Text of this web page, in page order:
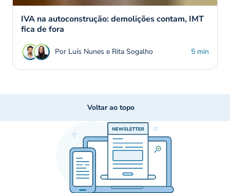
IVA na autoconstrução: demolições contam, IMT
fica de fora
Por Luís Nunes e Rita Sogalho 5 min
Voltar ao topo